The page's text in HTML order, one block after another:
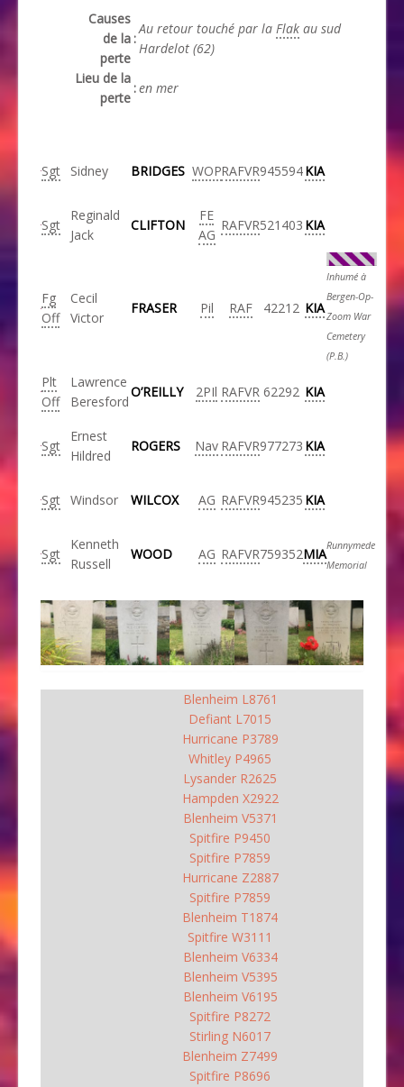
Causes
de la
perte
:
Au retour touché par la Flak au sud
Hardelot (62)
Lieu de la
perte
:en mer
Sgt Sidney BRIDGES WOPRAFVR945594KIA
Sgt
Reginald
Jack
CLIFTON
FE
AG
RAFVR521403 KIA
Fg
Off
Cecil
Victor
FRASER Pil RAF 42212 KIA
Inhumé à
Bergen-Op-
Zoom War
Cemetery
(P.B.)
Plt
Off
Lawrence
Beresford
O’REILLY 2PIl RAFVR 62292 KIA
Sgt
Ernest
Hildred
ROGERS Nav RAFVR977273 KIA
Sgt Windsor WILCOX AG RAFVR945235 KIA
Sgt
Kenneth
Russell
WOOD AG RAFVR759352MIARunnymede
Memorial
Blenheim L8761
Defiant L7015
Hurricane P3789
Whitley P4965
Lysander R2625
Hampden X2922
Blenheim V5371
Spitfire P9450
Spitfire P7859
Hurricane Z2887
Spitfire P7859
Blenheim T1874
Spitfire W3111
Blenheim V6334
Blenheim V5395
Blenheim V6195
Spitfire P8272
Stirling N6017
Blenheim Z7499
Spitfire P8696